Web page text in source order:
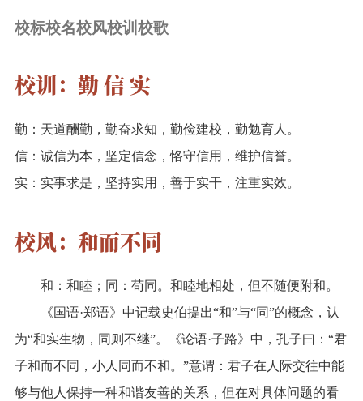
校标校名校风校训 校歌
校训：勤 信 实
勤：天道酬勤，勤奋求知，勤俭建校，勤勉育人。
信：诚信为本，坚定信念，恪守信用，维护信誉。
实：实事求是，坚持实用，善于实干，注重实效。
校风：和而不同
和：和睦；同：苟同。和睦地相处，但不随便附和。
《国语·郑语》中记载史伯提出“和”与“同”的概念，认
为“和实生物，同则不继”。《论语·子路》中，孔子曰：“君
子和而不同，小人同而不和。”意谓：君子在人际交往中能
够与他人保持一种和谐友善的关系，但在对具体问题的看